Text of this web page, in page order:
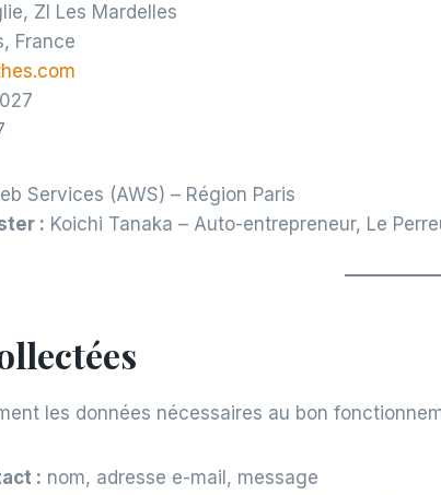
ZI Les Mardelles
France
Services (AWS) – Région Paris
: Koichi Tanaka – Auto-entrepreneur, Le
les données nécessaires au bon
: nom, adresse e-mail, message